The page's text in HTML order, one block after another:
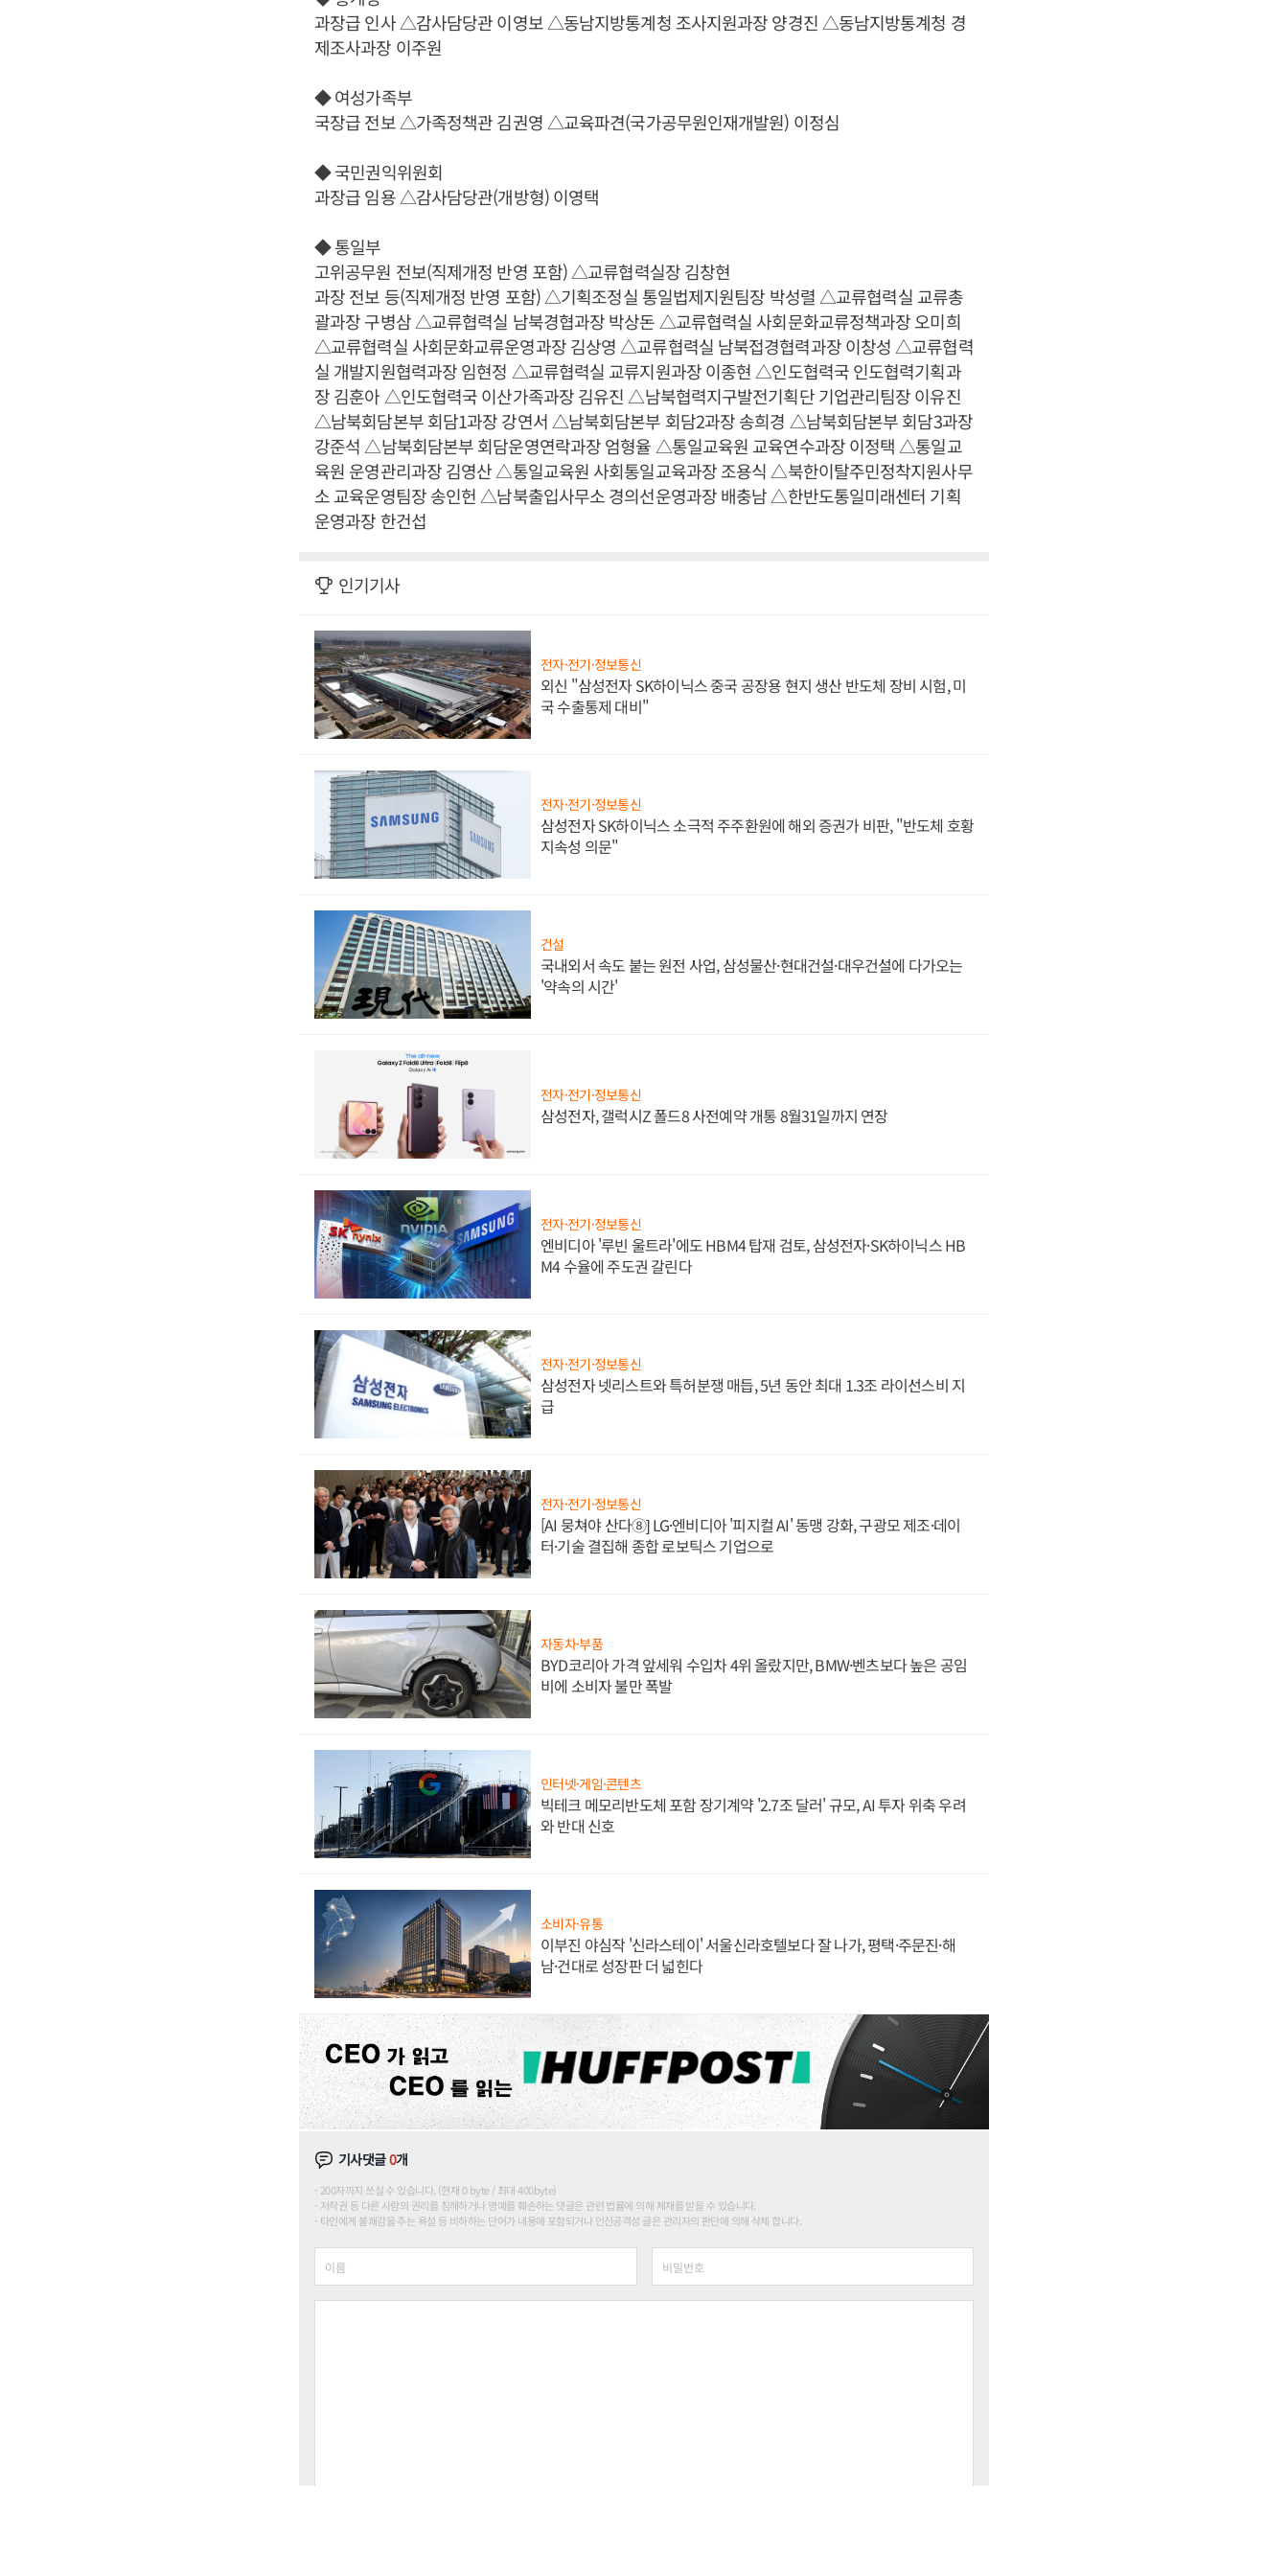
과장급 인사 △감사담당관 이영보 △동남지방통계청 조사지원과장 양경진 △동남지방통계청 경
제조사과장 이주원
◆ 여성가족부
국장급 전보 △가족정책관 김권영 △교육파견(국가공무원인재개발원) 이정심
◆ 국민권익위원회
과장급 임용 △감사담당관(개방형) 이영택
◆ 통일부
고위공무원 전보(직제개정 반영 포함) △교류협력실장 김창현
과장 전보 등(직제개정 반영 포함) △기획조정실 통일법제지원팀장 박성렬 △교류협력실 교류총
괄과장 구병삼 △교류협력실 남북경협과장 박상돈 △교류협력실 사회문화교류정책과장 오미희
△교류협력실 사회문화교류운영과장 김상영 △교류협력실 남북접경협력과장 이창성 △교류협력
실 개발지원협력과장 임현정 △교류협력실 교류지원과장 이종현 △인도협력국 인도협력기획과
장 김훈아 △인도협력국 이산가족과장 김유진 △남북협력지구발전기획단 기업관리팀장 이유진
△남북회담본부 회담1과장 강연서 △남북회담본부 회담2과장 송희경 △남북회담본부 회담3과장
강준석 △남북회담본부 회담운영연락과장 엄형율 △통일교육원 교육연수과장 이정택 △통일교
육원 운영관리과장 김영산 △통일교육원 사회통일교육과장 조용식 △북한이탈주민정착지원사무
소 교육운영팀장 송인헌 △남북출입사무소 경의선운영과장 배충남 △한반도통일미래센터 기획
운영과장 한건섭
인기기사
전자·전기·정보통신
외신 "삼성전자 SK하이닉스 중국 공장용 현지 생산 반도체 장비 시험, 미
국 수출통제 대비"
전자·전기·정보통신
삼성전자 SK하이닉스 소극적 주주환원에 해외 증권가 비판, "반도체 호황
지속성 의문"
건설
국내외서 속도 붙는 원전 사업, 삼성물산·현대건설·대우건설에 다가오는
'약속의 시간'
전자·전기·정보통신
삼성전자, 갤럭시Z 폴드8 사전예약 개통 8월31일까지 연장
전자·전기·정보통신
엔비디아 '루빈 울트라'에도 HBM4 탑재 검토, 삼성전자·SK하이닉스 HB
M4 수율에 주도권 갈린다
전자·전기·정보통신
삼성전자 넷리스트와 특허분쟁 매듭, 5년 동안 최대 1.3조 라이선스비 지
급
전자·전기·정보통신
[AI 뭉쳐야 산다⑧] LG·엔비디아 '피지컬 AI' 동맹 강화, 구광모 제조·데이
터·기술 결집해 종합 로보틱스 기업으로
자동차·부품
BYD코리아 가격 앞세워 수입차 4위 올랐지만, BMW·벤츠보다 높은 공임
비에 소비자 불만 폭발
인터넷·게임·콘텐츠
빅테크 메모리반도체 포함 장기계약 '2.7조 달러' 규모, AI 투자 위축 우려
와 반대 신호
소비자·유통
이부진 야심작 '신라스테이' 서울신라호텔보다 잘 나가, 평택·주문진·해
남·건대로 성장판 더 넓힌다
기사댓글0개
200자까지 쓰실 수 있습니다. (현재 0 byte / 최대 400byte)
저작권 등 다른 사람의 권리를 침해하거나 명예를 훼손하는 댓글은 관련 법률에 의해 제재를 받을 수 있습니다.
타인에게 불쾌감을 주는 욕설 등 비하하는 단어가 내용에 포함되거나 인신공격성 글은 관리자의 판단에 의해 삭제 합니다.